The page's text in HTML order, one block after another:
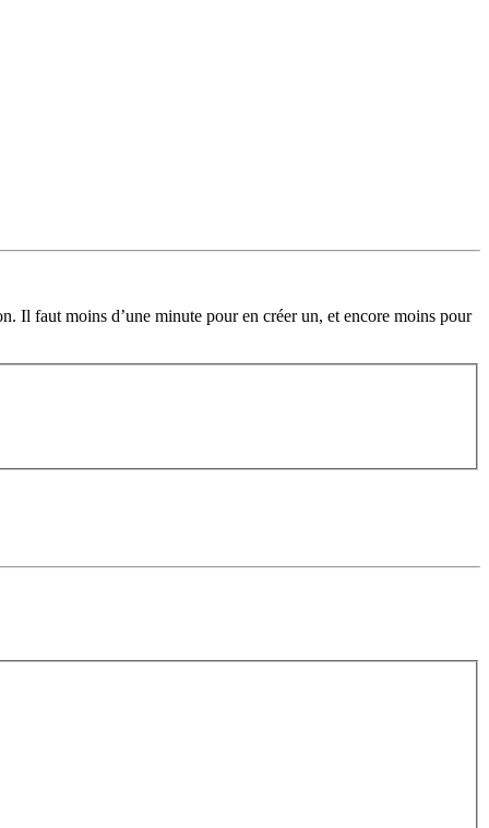
Il faut moins d’une minute pour en créer un, et encore moins pour